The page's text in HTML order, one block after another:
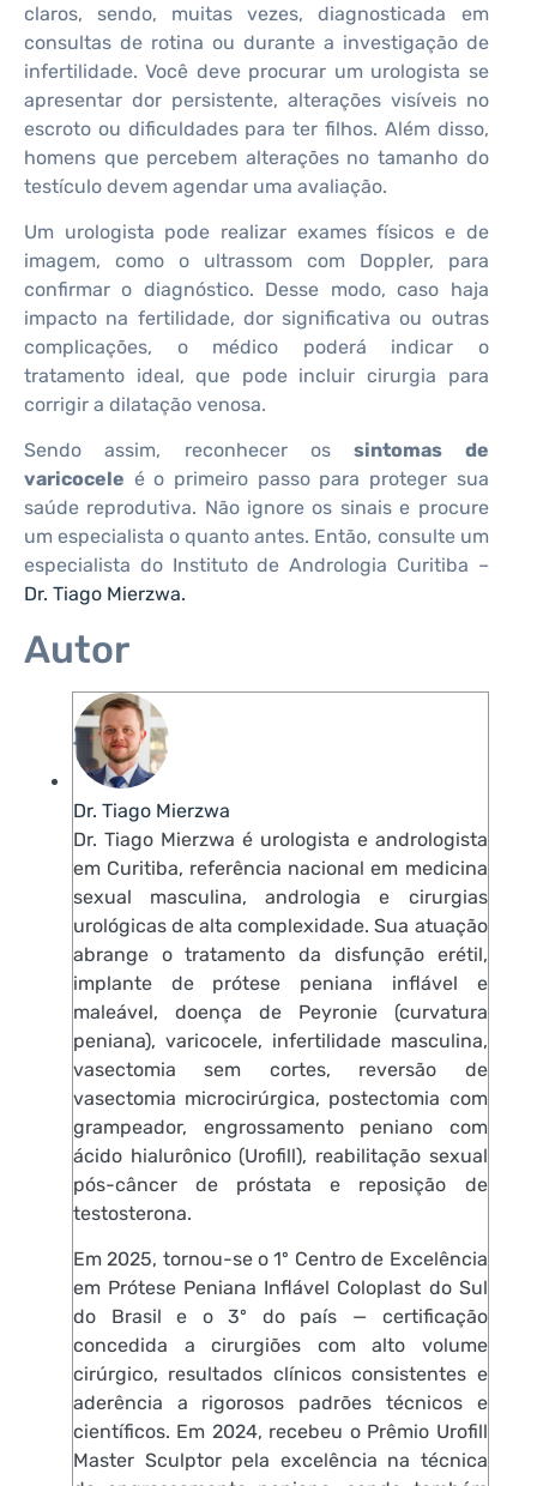
claros, sendo, muitas vezes, diagnosticada em
consultas de rotina ou durante a investigação de
infertilidade. Você deve procurar um urologista se
apresentar dor persistente, alterações visíveis no
escroto ou dificuldades para ter filhos. Além disso,
homens que percebem alterações no tamanho do
testículo devem agendar uma avaliação.
Um urologista pode realizar exames físicos e de
imagem, como o ultrassom com Doppler, para
confirmar o diagnóstico. Desse modo, caso haja
impacto na fertilidade, dor significativa ou outras
complicações, o médico poderá indicar o
tratamento ideal, que pode incluir cirurgia para
corrigir a dilatação venosa.
Sendo assim, reconhecer ossintomas de
varicocele é o primeiro passo para proteger sua
saúde reprodutiva. Não ignore os sinais e procure
um especialista o quanto antes. Então, consulte um
especialista do Instituto de Andrologia Curitiba –
Dr. Tiago Mierzwa.
Autor
Dr. Tiago Mierzwa
Dr. Tiago Mierzwa é urologista e andrologista
em Curitiba, referência nacional em medicina
sexual masculina, andrologia e cirurgias
urológicas de alta complexidade. Sua atuação
abrange o tratamento da disfunção erétil,
implante de prótese peniana inflável e
maleável, doença de Peyronie (curvatura
peniana), varicocele, infertilidade masculina,
vasectomia sem cortes, reversão de
vasectomia microcirúrgica, postectomia com
grampeador, engrossamento peniano com
ácido hialurônico (Urofill), reabilitação sexual
pós-câncer de próstata e reposição de
testosterona.
Em 2025, tornou-se o 1º Centro de Excelência
em Prótese Peniana Inflável Coloplast do Sul
do Brasil e o 3º do país — certificação
concedida a cirurgiões com alto volume
cirúrgico, resultados clínicos consistentes e
aderência a rigorosos padrões técnicos e
científicos. Em 2024, recebeu o Prêmio Urofill
Master Sculptor pela excelência na técnica